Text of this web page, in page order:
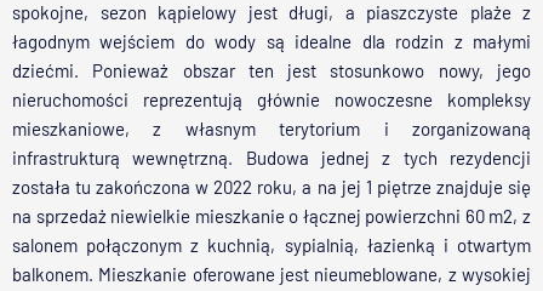
spokojne, sezon kąpielowy jest długi, a piaszczyste plaże z
łagodnym wejściem do wody są idealne dla rodzin z małymi
dziećmi. Ponieważ obszar ten jest stosunkowo nowy, jego
nieruchomości reprezentują głównie nowoczesne kompleksy
mieszkaniowe, z własnym terytorium i zorganizowaną
infrastrukturą wewnętrzną. Budowa jednej z tych rezydencji
została tu zakończona w 2022 roku, a na jej 1 piętrze znajduje się
na sprzedaż niewielkie mieszkanie o łącznej powierzchni 60 m2, z
salonem połączonym z kuchnią, sypialnią, łazienką i otwartym
balkonem. Mieszkanie oferowane jest nieumeblowane, z wysokiej